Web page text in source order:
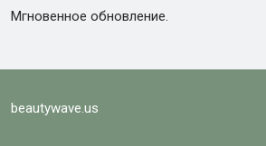
Мгновенное обновление.
beautywave.us